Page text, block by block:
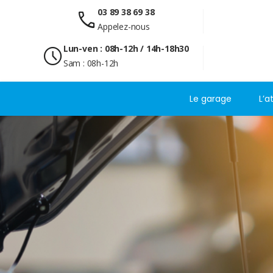
call 03 89 38 69 38
Appelez-nous
scheduleLun-ven : 08h-12h / 14h-18h30
Sam : 08h-12h
Le garage